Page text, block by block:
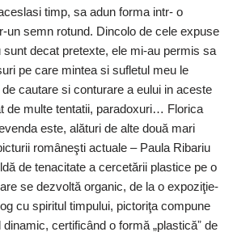
timp, sa adun forma intr- o
un semn rotund. Dincolo de cele expuse
decat pretexte, ele mi-au permis sa
pe care mintea si sufletul meu le
cautare si conturare a eului in aceste
de multe tentatii, paradoxuri… Florica
este, alături de alte două mari
româneşti actuale – Paula Ribariu
de tenacitate a cercetării plastice pe o
se dezvoltă organic, de la o expoziţie-
cu spiritul timpului, pictoriţa compune
certificând o formă „plasticăˮ de